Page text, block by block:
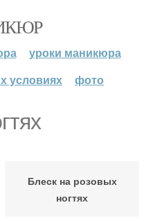
уроки маникюра
условиях
фото
Блеск на розовых
ногтях